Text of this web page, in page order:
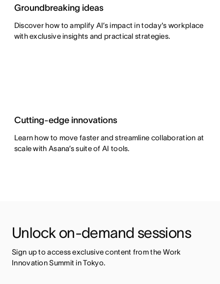
Groundbreaking ideas
Discover how to amplify AI’s impact in today's workplace
with exclusive insights and practical strategies.
Cutting-edge innovations
Learn how to move faster and streamline collaboration at
scale with Asana’s suite of AI tools.
Unlock on-demand sessions
Sign up to access exclusive content from the Work
Innovation Summit in Tokyo.